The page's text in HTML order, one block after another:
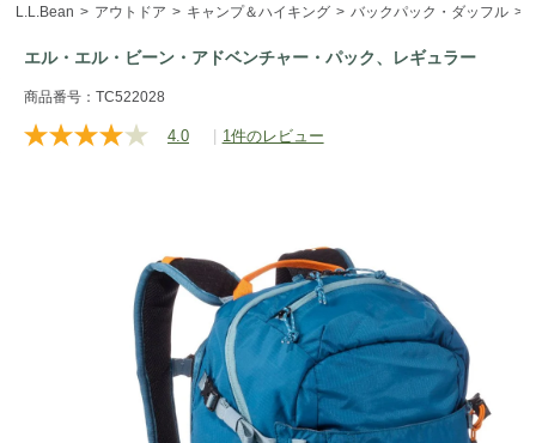
L.L.Bean アウトドア キャンプ＆ハイキング バックパック・ダッフル
エル・エル・ビーン・アドベンチャー・パック、レギュラー
https://www.llbean.co.jp/outdoor/camp-
hiking/backpack/g/P130016.html
商品番号：TC522028
4.0
レ
む.
同
じ
ペ
ー
ジ
の
リ
ン
ク。
| 1件のレビュー